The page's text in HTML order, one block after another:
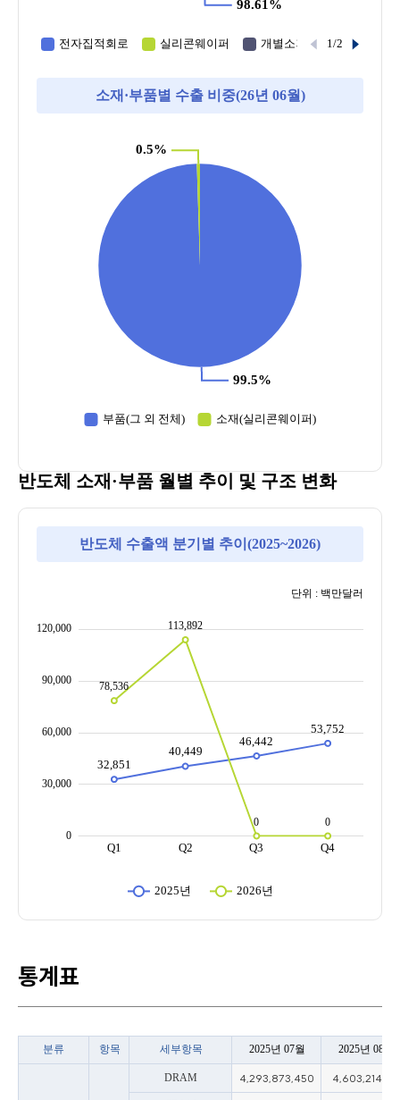
소재·부품별 수출 비중(26년 06월)
반도체 소재·부품 월별 추이 및 구조 변화
반도체 수출액 분기별 추이(2025~2026)
통계표
분류 항목 세부항목 2025년 07월 2025년 08월
DRAM 4,293,873,450